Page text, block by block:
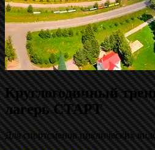
Круглогодичный
лагерь СТАРТ
Для спортсменов циклических